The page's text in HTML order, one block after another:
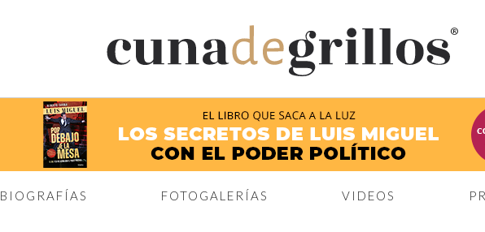
®
BIOGRAFÍAS FOTOGALERÍAS VIDEOS